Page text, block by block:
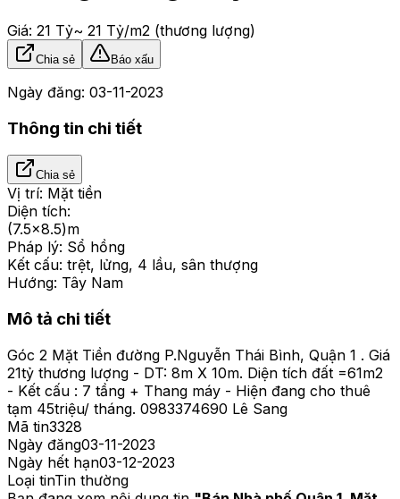
Giá: 21 Tỷ~ 21 Tỷ/m2 (thương lượng)
Chia sẻ Báo xấu
Ngày đăng: 03-11-2023
Thông tin chi tiết
Chia sẻ
Vị trí: Mặt tiền
Diện tích:
(7.5x8.5)m
Pháp lý: Sổ hồng
Kết cấu: trệt, lửng, 4 lầu, sân thượng
Hướng: Tây Nam
Mô tả chi tiết
Góc 2 Mặt Tiền đường P.Nguyễn Thái Bình, Quận 1 . Giá
21tỷ thương lượng - DT: 8m X 10m. Diện tích đất =61m2
- Kết cấu : 7 tầng + Thang máy - Hiện đang cho thuê
tạm 45triệu/ tháng. 0983374690 Lê Sang
Mã tin3328
Ngày đăng03-11-2023
Ngày hết hạn03-12-2023
Loại tinTin thường